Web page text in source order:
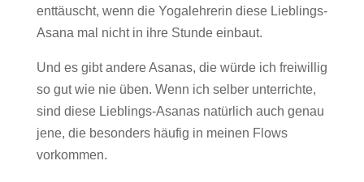
enttäuscht, wenn die Yogalehrerin diese Lieblings-
Asana mal nicht in ihre Stunde einbaut.
Und es gibt andere Asanas, die würde ich freiwillig
so gut wie nie üben. Wenn ich selber unterrichte,
sind diese Lieblings-Asanas natürlich auch genau
jene, die besonders häufig in meinen Flows
vorkommen.